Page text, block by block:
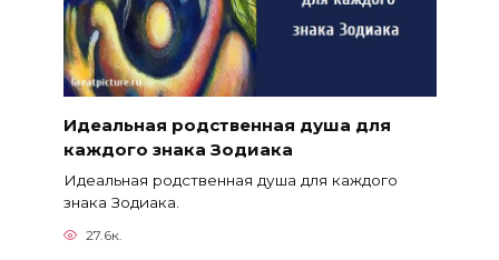
Идеальная родственная душа для
каждого знака Зодиака
Идеальная родственная душа для каждого
знака Зодиака.
27.6к.